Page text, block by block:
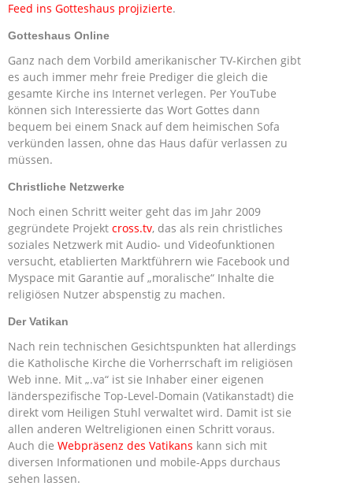
Feed ins Gotteshaus projizierte.
Gotteshaus Online
Ganz nach dem Vorbild amerikanischer TV-Kirchen gibt
es auch immer mehr freie Prediger die gleich die
gesamte Kirche ins Internet verlegen. Per YouTube
können sich Interessierte das Wort Gottes dann
bequem bei einem Snack auf dem heimischen Sofa
verkünden lassen, ohne das Haus dafür verlassen zu
müssen.
Christliche Netzwerke
Noch einen Schritt weiter geht das im Jahr 2009
gegründete Projekt cross.tv, das als rein christliches
soziales Netzwerk mit Audio- und Videofunktionen
versucht, etablierten Marktführern wie Facebook und
Myspace mit Garantie auf „moralische“ Inhalte die
religiösen Nutzer abspenstig zu machen.
Der Vatikan
Nach rein technischen Gesichtspunkten hat allerdings
die Katholische Kirche die Vorherrschaft im religiösen
Web inne. Mit „.va“ ist sie Inhaber einer eigenen
länderspezifische Top-Level-Domain (Vatikanstadt) die
direkt vom Heiligen Stuhl verwaltet wird. Damit ist sie
allen anderen Weltreligionen einen Schritt voraus.
Auch die Webpräsenz des Vatikans kann sich mit
diversen Informationen und mobile-Apps durchaus
sehen lassen.